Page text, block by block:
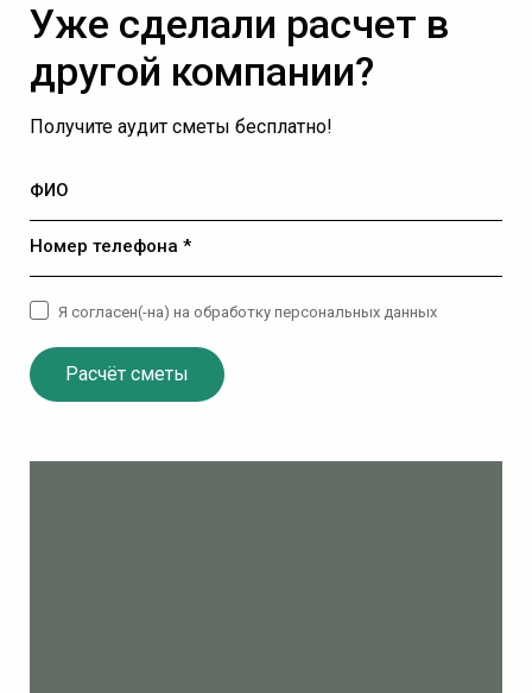
Уже сделали расчет в
другой компании?
Получите аудит сметы бесплатно!
ФИО
Номер телефона *
Расчёт сметы
Я согласен(-на) на обработку персональных данных